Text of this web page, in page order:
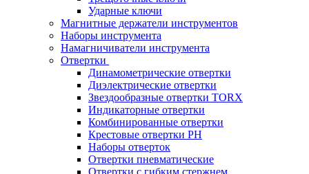
Ударные ключи
Магнитные держатели инструментов
Наборы инструмента
Намагничиватели инструмента
Отвертки
Динамометрические отвертки
Диэлектрические отвертки
Звездообразные отвертки TORX
Индикаторные отвертки
Комбинированные отвертки
Крестовые отвертки PH
Наборы отверток
Отвертки пневматические
Отвертки с гибким стержнем